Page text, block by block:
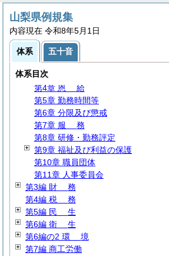
山梨県例規集
内容現在 令和8年5月1日
体系 五十音
体系目次
第1編総 規
第2編
第1章定
第2章任用
第3章
第4章 恩 給
第5章 勤務時間等
第6章 分限及び懲戒
第7章 服 務
第8章 研修・勤務評定
第9章 福祉及び利益の保護
第10章 職員団体
第11章 人事委員会
第3編 財 務
第4編 税 務
第5編 民 生
第6編 衛 生
第6編の2 環 境
第7編 商工労働